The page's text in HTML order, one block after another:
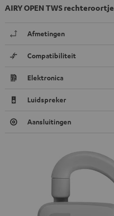
AIRY OPEN TWS rechteroortje
Afmetingen
Compatibiliteit
Elektronica
Luidspreker
Aansluitingen